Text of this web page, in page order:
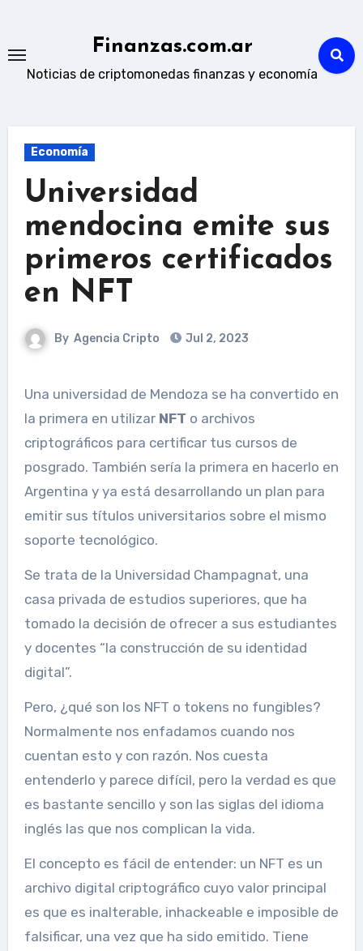
content
Finanzas.com.ar
Noticias de criptomonedas finanzas y economía
Economía
Universidad
mendocina emite sus
primeros certificados
en NFT
By Agencia Cripto Jul 2, 2023
Una universidad de Mendoza se ha convertido en
la primera en utilizar NFT o archivos
criptográficos para certificar tus cursos de
posgrado. También sería la primera en hacerlo en
Argentina y ya está desarrollando un plan para
emitir sus títulos universitarios sobre el mismo
soporte tecnológico.
Se trata de la Universidad Champagnat, una
casa privada de estudios superiores, que ha
tomado la decisión de ofrecer a sus estudiantes
y docentes “la construcción de su identidad
digital”.
Pero, ¿qué son los NFT o tokens no fungibles?
Normalmente nos enfadamos cuando nos
cuentan esto y con razón. Nos cuesta
entenderlo y parece difícil, pero la verdad es que
es bastante sencillo y son las siglas del idioma
inglés las que nos complican la vida.
El concepto es fácil de entender: un NFT es un
archivo digital criptográfico cuyo valor principal
es que es inalterable, inhackeable e imposible de
falsificar, una vez que ha sido emitido. Tiene